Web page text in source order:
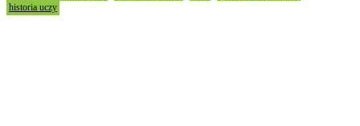
historia uczy